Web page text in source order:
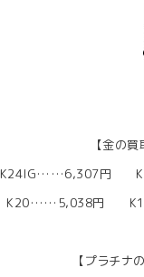
【金の
K24IG……6,307円
K20……5,038円
【プラチナ